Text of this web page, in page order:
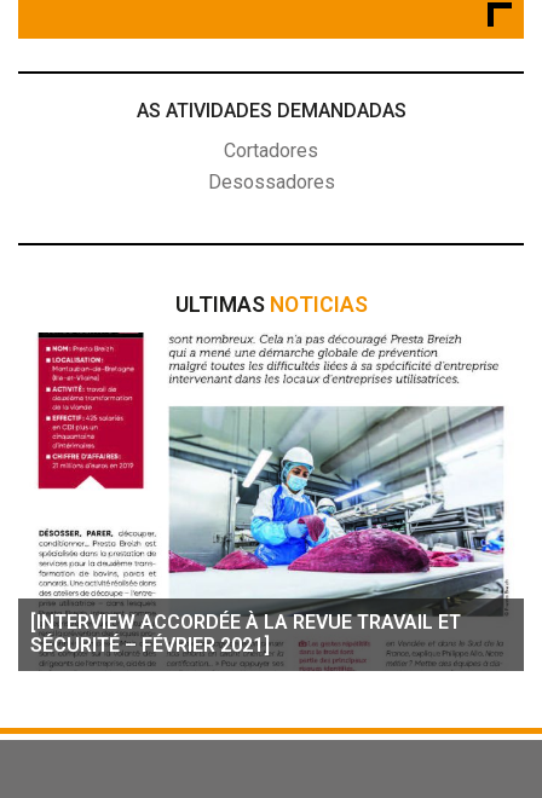
AS ATIVIDADES DEMANDADAS
Cortadores
Desossadores
ULTIMAS NOTICIAS
[INTERVIEW ACCORDÉE À LA REVUE TRAVAIL ET
SÉCURITÉ – FÉVRIER 2021]